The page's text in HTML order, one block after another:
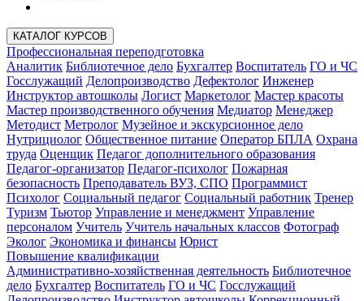
КАТАЛОГ КУРСОВ
Профессиональная переподготовка
Аналитик Библиотечное дело Бухгалтер Воспитатель ГО и ЧС
Госслужащий Делопроизводство Дефектолог Инженер
Инструктор автошколы Логист Маркетолог Мастер красоты
Мастер производственного обучения Медиатор Менеджер
Методист Метролог Музейное и экскурсионное дело
Нутрициолог Общественное питание Оператор БПЛА Охрана
труда Оценщик Педагог дополнительного образования
Педагог-организатор Педагог-психолог Пожарная
безопасность Преподаватель ВУЗ, СПО Программист
Психолог Социальный педагог Социальный работник Тренер
Туризм Тьютор Управление и менеджмент Управление
персоналом Учитель Учитель начальных классов Фотограф
Эколог Экономика и финансы Юрист
Повышение квалификации
Административно-хозяйственная деятельность Библиотечное
дело Бухгалтер Воспитатель ГО и ЧС Госслужащий